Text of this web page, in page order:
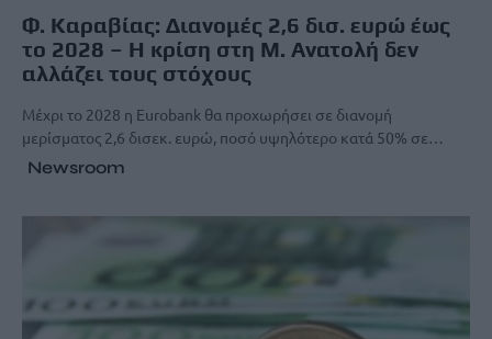
Φ. Καραβίας: Διανομές 2,6 δισ. ευρώ έως
το 2028 – H κρίση στη Μ. Ανατολή δεν
αλλάζει τους στόχους
Μέχρι το 2028 η Eurobank θα προχωρήσει σε διανομή
μερίσματος 2,6 δισεκ. ευρώ, ποσό υψηλότερο κατά 50% σε…
Newsroom